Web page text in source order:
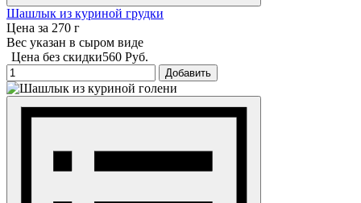
Шашлык из куриной грудки
Цена за 270 г
Вес указан в сыром виде
Цена без скидки560 Руб.
Добавить